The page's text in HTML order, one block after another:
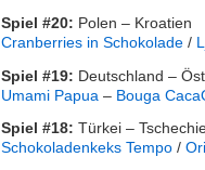
Spiel #20: Polen – Kroatien
Cranberries in Schokolade /
Spiel #19: Deutschland –
Umami Papua – Bouga
Spiel #18: Türkei –
Schokoladenkeks Tempo /